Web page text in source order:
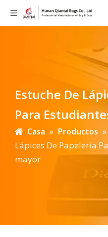
Estuche De
Para
Casa » Productos »
Lápices De Papelería
mayor